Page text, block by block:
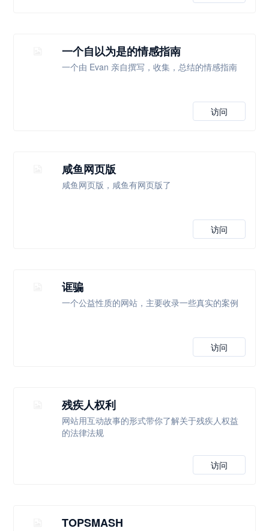
一个自以为是的情感指南
一个由 Evan 亲自撰写，收集，总结的情感指南
访问
咸鱼网页版
咸鱼网页版，咸鱼有网页版了
访问
诓骗
一个公益性质的网站，主要收录一些真实的案例
访问
残疾人权利
网站用互动故事的形式带你了解关于残疾人权益
的法律法规
访问
TOPSMASH